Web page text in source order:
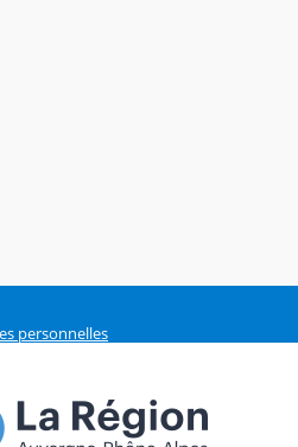
personnelles